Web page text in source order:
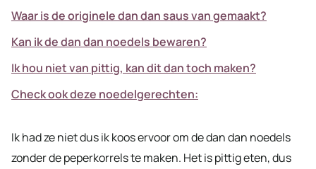
Waar is de originele dan dan saus van gemaakt?
Kan ik de dan dan noedels bewaren?
Ik hou niet van pittig, kan dit dan toch maken?
Check ook deze noedelgerechten:
Ik had ze niet dus ik koos ervoor om de dan dan noedels
zonder de peperkorrels te maken. Het is pittig eten, dus